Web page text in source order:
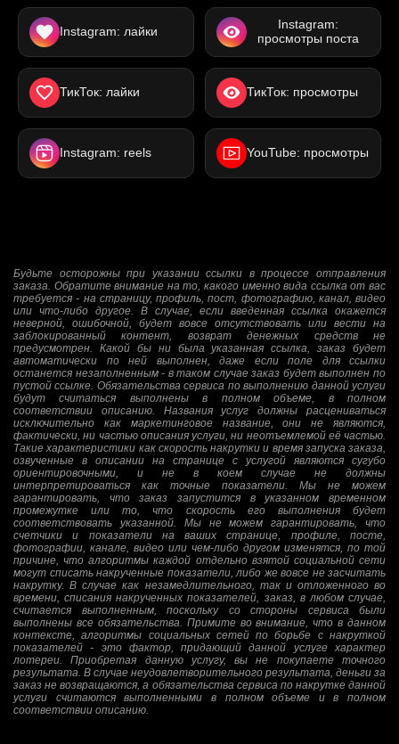
Instagram: лайки
Instagram:
просмотры поста
ТикТок: лайки ТикТок: просмотры
Instagram: reels YouTube: просмотры
Будьте осторожны при указании ссылки в процессе отправления
заказа. Обратите внимание на то, какого именно вида ссылка от вас
требуется - на страницу, профиль, пост, фотографию, канал, видео
или что-либо другое. В случае, если введенная ссылка окажется
неверной, ошибочной, будет вовсе отсутствовать или вести на
заблокированный контент, возврат денежных средств не
предусмотрен. Какой бы ни была указанная ссылка, заказ будет
автоматически по ней выполнен, даже если поле для ссылки
останется незаполненным - в таком случае заказ будет выполнен по
пустой ссылке. Обязательства сервиса по выполнению данной услуги
будут считаться выполнены в полном объеме, в полном
соответствии описанию. Названия услуг должны расцениваться
исключительно как маркетинговое название, они не являются,
фактически, ни частью описания услуги, ни неотъемлемой её частью.
Такие характеристики как скорость накрутки и время запуска заказа,
озвученные в описании на странице с услугой являются сугубо
ориентировочными, и не в коем случае не должны
интерпретироваться как точные показатели. Мы не можем
гарантировать, что заказ запустится в указанном временном
промежутке или то, что скорость его выполнения будет
соответствовать указанной. Мы не можем гарантировать, что
счетчики и показатели на ваших странице, профиле, посте,
фотографии, канале, видео или чем-либо другом изменятся, по той
причине, что алгоритмы каждой отдельно взятой социальной сети
могут списать накрученные показатели, либо же вовсе не засчитать
накрутку. В случае как незамедлительного, так и отложенного во
времени, списания накрученных показателей, заказ, в любом случае,
считается выполненным, поскольку со стороны сервиса были
выполнены все обязательства. Примите во внимание, что в данном
контексте, алгоритмы социальных сетей по борьбе с накруткой
показателей - это фактор, придающий данной услуге характер
лотереи. Приобретая данную услугу, вы не покупаете точного
результата. В случае неудовлетворительного результата, деньги за
заказ не возвращаются, а обязательства сервиса по накрутке данной
услуги считаются выполненными в полном объеме и в полном
соответствии описанию.